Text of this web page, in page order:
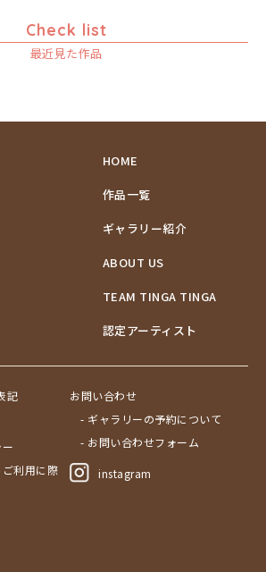
Check list
最近見た作品
HOME
作品一覧
ギャラリー紹介
ABOUT US
TEAM TINGA TINGA
認定アーティスト
記
利用に際
お問い合わせ
- ギャラリーの予約について
- お問い合わせフォーム
instagram